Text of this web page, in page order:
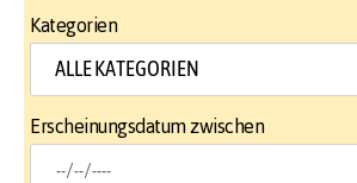
Kategorien
Erscheinungsdatum zwischen